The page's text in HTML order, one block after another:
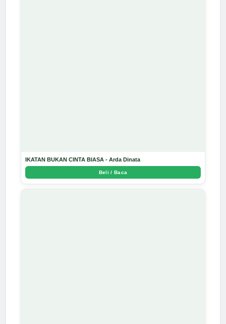
IKATAN BUKAN CINTA BIASA - Arda Dinata
Beli / Baca